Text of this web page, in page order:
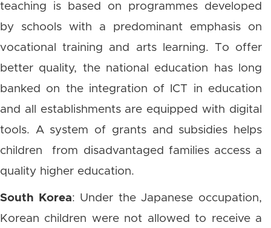
teaching is based on programmes developed
by schools with a predominant emphasis on
vocational training and arts learning. To offer
better quality, the national education has long
banked on the integration of ICT in education
and all establishments are equipped with digital
tools. A system of grants and subsidies helps
children from disadvantaged families access a
quality higher education.
South Korea: Under the Japanese occupation,
Korean children were not allowed to receive a